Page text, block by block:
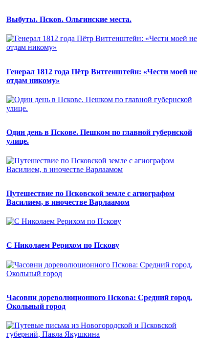
Выбуты. Псков. Ольгинские места.
Генерал 1812 года Пётр Витгенштейн: «Чести моей не
отдам никому»
Один день в Пскове. Пешком по главной губернской
улице.
Путешествие по Псковской земле с агиографом
Василием, в иночестве Варлаамом
С Николаем Рерихом по Пскову
Часовни дореволюционного Пскова: Средний город,
Окольный город